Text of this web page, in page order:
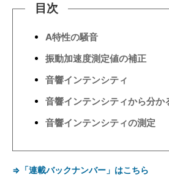
目次
A特性の騒音
振動加速度測定値の補正
音響インテンシティ
音響インテンシティから分か
音響インテンシティの測定
⇒「連載バックナンバー」はこちら